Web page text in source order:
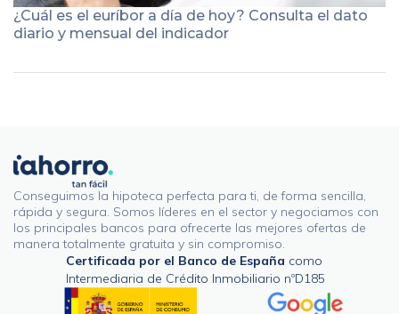
¿Cuál es el euríbor a día de hoy? Consulta el dato
diario y mensual del indicador
Conseguimos la hipoteca perfecta para ti, de forma sencilla,
rápida y segura. Somos líderes en el sector y negociamos con
los principales bancos para ofrecerte las mejores ofertas de
manera totalmente gratuita y sin compromiso.
Certificada por el Banco de España como
Intermediaria de Crédito Inmobiliario nºD185